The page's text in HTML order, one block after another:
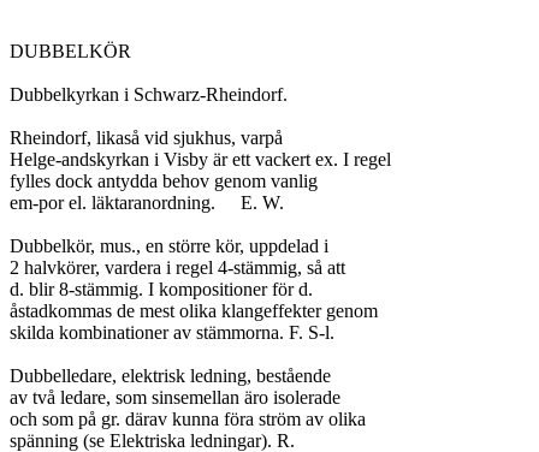
DUBBELKÖR
Dubbelkyrkan i Schwarz-Rheindorf.
Rheindorf, likaså vid sjukhus, varpå
Helge-andskyrkan i Visby är ett vackert ex. I regel
fylles dock antydda behov genom vanlig
em-por el. läktaranordning.	E. W.
Dubbelkör, mus., en större kör, uppdelad i
2 halvkörer, vardera i regel 4-stämmig, så att
d. blir 8-stämmig. I kompositioner för d.
åstadkommas de mest olika klangeffekter genom
skilda kombinationer av stämmorna. F. S-l.
Dubbelledare, elektrisk ledning, bestående
av två ledare, som sinsemellan äro isolerade
och som på gr. därav kunna föra ström av olika
spänning (se Elektriska ledningar). R.